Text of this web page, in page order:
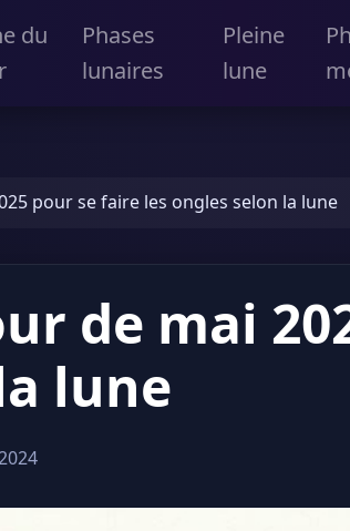
du
Phases
lunaires
Pleine
lune
pour se faire les ongles selon la lune
de mai
lune